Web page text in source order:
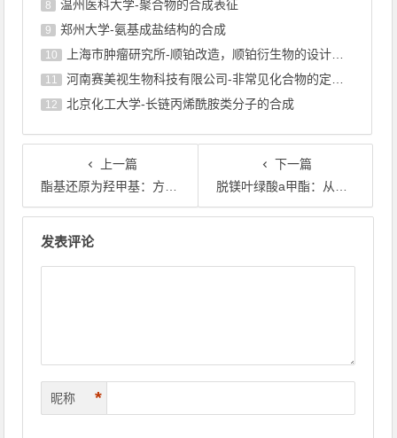
8 温州医科大学-聚合物的合成表征
9 郑州大学-氨基成盐结构的合成
10 上海巿肿瘤研究所-顺铂改造，顺铂衍生物的设计合成
11 河南赛美视生物科技有限公司-非常见化合物的定制合成，工艺研发
12 北京化工大学-长链丙烯酰胺类分子的合成
上一篇
酯基还原为羟甲基：方法、机理与应用
下一篇
脱镁叶绿酸a甲酯：从叶绿素降解到光敏剂应用
发表评论
昵称 *